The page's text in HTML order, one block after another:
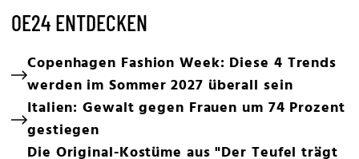
OE24 ENTDECKEN
Copenhagen Fashion Week: Diese 4 Trends
werden im Sommer 2027 überall sein
Italien: Gewalt gegen Frauen um 74 Prozent
gestiegen
Die Original-Kostüme aus "Der Teufel trägt